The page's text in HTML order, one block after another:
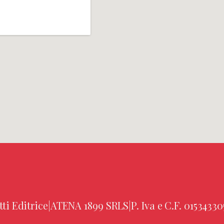
Editrice|ATENA 1899 SRLS|P. Iva e C.F.